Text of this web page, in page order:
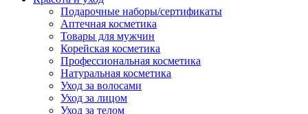
Подарочные наборы/сертификаты
Аптечная косметика
Товары для мужчин
Корейская косметика
Профессиональная косметика
Натуральная косметика
Уход за волосами
Уход за лицом
Уход за телом